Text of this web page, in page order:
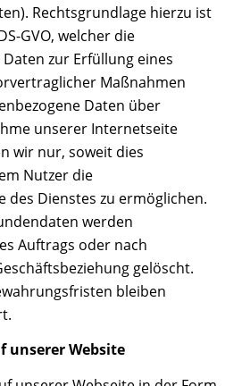
Rechtsgrundlage hierzu ist
GVO, welcher die
zur Erfüllung eines
Maßnahmen
Daten über
unserer Internetseite
wir nur, soweit dies
Nutzer die
des Dienstes zu ermöglichen.
werden
Auftrags oder nach
gelöscht.
bleiben
unserer Website